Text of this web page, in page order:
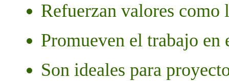
Refuerzan valores como
Promueven el trabajo
Son ideales para